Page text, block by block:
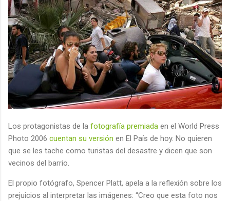
Los protagonistas de la fotografía premiada en el World Press
Photo 2006 cuentan su versión en El País de hoy. No quieren
que se les tache como turistas del desastre y dicen que son
vecinos del barrio.
El propio fotógrafo, Spencer Platt, apela a la reflexión sobre los
prejuicios al interpretar las imágenes: “Creo que esta foto nos